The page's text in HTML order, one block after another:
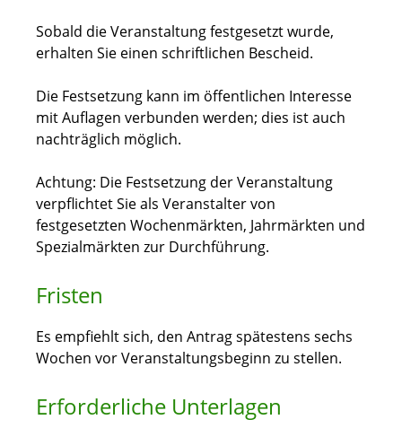
Sobald die Veranstaltung festgesetzt wurde,
erhalten Sie einen schriftlichen Bescheid.
Die Festsetzung kann im öffentlichen Interesse
mit Auflagen verbunden werden; dies ist auch
nachträglich möglich.
Achtung: Die Festsetzung der Veranstaltung
verpflichtet Sie als Veranstalter von
festgesetzten Wochenmärkten, Jahrmärkten und
Spezialmärkten zur Durchführung.
Fristen
Es empfiehlt sich, den Antrag spätestens sechs
Wochen vor Veranstaltungsbeginn zu stellen.
Erforderliche Unterlagen